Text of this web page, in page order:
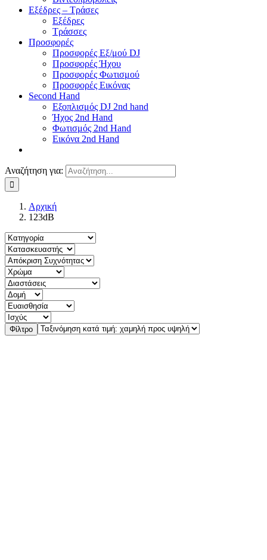
Εξέδρες – Τράσες
Εξέδρες
Τράσσες
Προσφορές
Προσφορές Εξ/μού DJ
Προσφορές Ήχου
Προσφορές Φωτισμού
Προσφορές Εικόνας
Second Hand
Εξοπλισμός DJ 2nd hand
Ήχος 2nd Hand
Φωτισμός 2nd Hand
Εικόνα 2nd Hand
Αναζήτηση για:
Αρχική
123dB
Φίλτρο